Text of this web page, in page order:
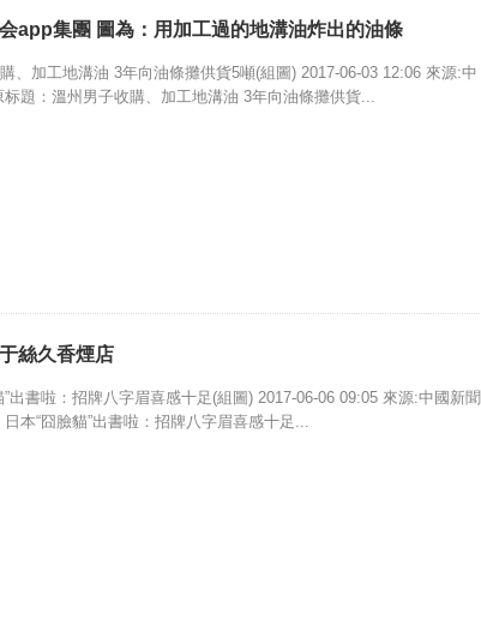
app集團 圖為：用加工過的地溝油炸出的油條
、加工地溝油 3年向油條攤供貨5噸(組圖) 2017-06-03 12:06 來源:中
标題：溫州男子收購、加工地溝油 3年向油條攤供貨...
絲久香煙店
”出書啦：招牌八字眉喜感十足(組圖) 2017-06-06 09:05 來源:中國新聞
本“囧臉貓”出書啦：招牌八字眉喜感十足...